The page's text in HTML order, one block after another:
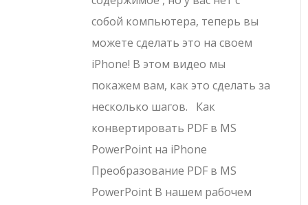
собой компьютера, теперь вы
можете сделать это на своем
iPhone! В этом видео мы
покажем вам, как это сделать за
несколько шагов. Как
конвертировать PDF в MS
PowerPoint на iPhone
Преобразование PDF в MS
PowerPoint В нашем рабочем